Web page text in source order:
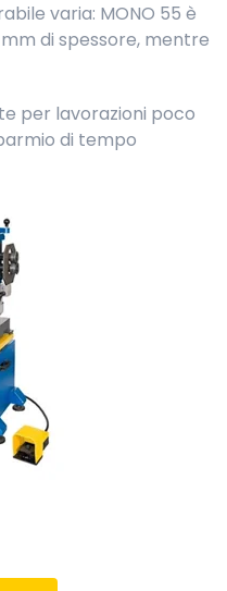
varia: MONO 55 è
di spessore, mentre
per lavorazioni poco
di tempo